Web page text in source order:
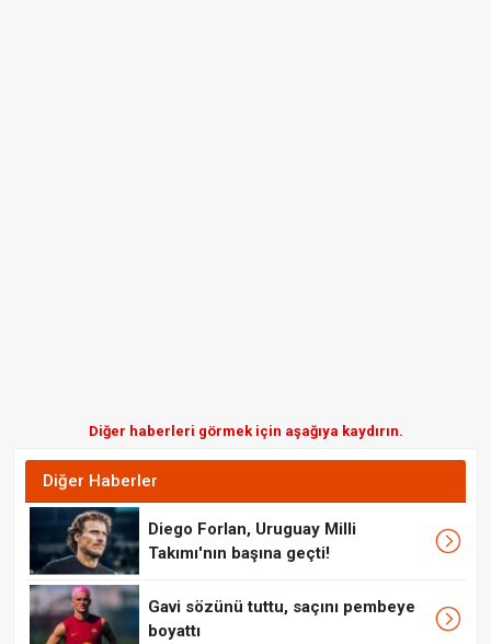
Diğer haberleri görmek için aşağıya kaydırın.
Diğer Haberler
Diego Forlan, Uruguay Milli
Takımı'nın başına geçti!
Gavi sözünü tuttu, saçını pembeye
boyattı